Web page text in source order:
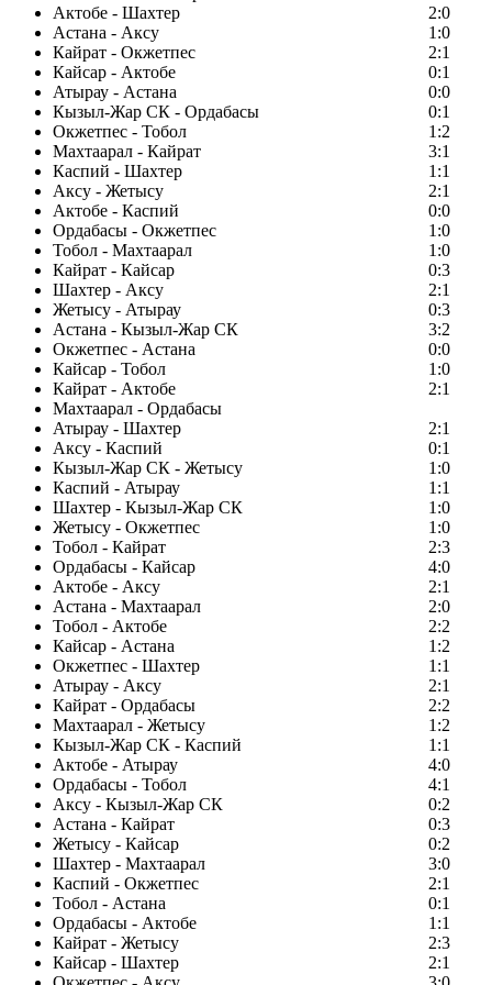
Актобе - Шахтер
2:0
Астана - Аксу
1:0
Кайрат - Окжетпес
2:1
Кайсар - Актобе
0:1
Атырау - Астана
0:0
Кызыл-Жар СК - Ордабасы
0:1
Окжетпес - Тобол
1:2
Махтаарал - Кайрат
3:1
Каспий - Шахтер
1:1
Аксу - Жетысу
2:1
Актобе - Каспий
0:0
Ордабасы - Окжетпес
1:0
Тобол - Махтаарал
1:0
Кайрат - Кайсар
0:3
Шахтер - Аксу
2:1
Жетысу - Атырау
0:3
Астана - Кызыл-Жар СК
3:2
Окжетпес - Астана
0:0
Кайсар - Тобол
1:0
Кайрат - Актобе
2:1
Махтаарал - Ордабасы
Атырау - Шахтер
2:1
Аксу - Каспий
0:1
Кызыл-Жар СК - Жетысу
1:0
Каспий - Атырау
1:1
Шахтер - Кызыл-Жар СК
1:0
Жетысу - Окжетпес
1:0
Тобол - Кайрат
2:3
Ордабасы - Кайсар
4:0
Актобе - Аксу
2:1
Астана - Махтаарал
2:0
Тобол - Актобе
2:2
Кайсар - Астана
1:2
Окжетпес - Шахтер
1:1
Атырау - Аксу
2:1
Кайрат - Ордабасы
2:2
Махтаарал - Жетысу
1:2
Кызыл-Жар СК - Каспий
1:1
Актобе - Атырау
4:0
Ордабасы - Тобол
4:1
Аксу - Кызыл-Жар СК
0:2
Астана - Кайрат
0:3
Жетысу - Кайсар
0:2
Шахтер - Махтаарал
3:0
Каспий - Окжетпес
2:1
Тобол - Астана
0:1
Ордабасы - Актобе
1:1
Кайрат - Жетысу
2:3
Кайсар - Шахтер
2:1